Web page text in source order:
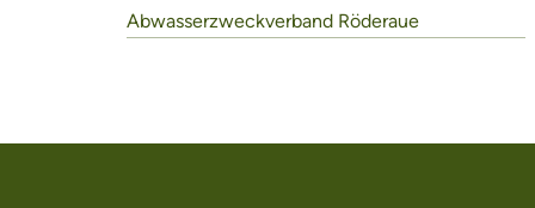
Abwasserzweckverband Röderaue